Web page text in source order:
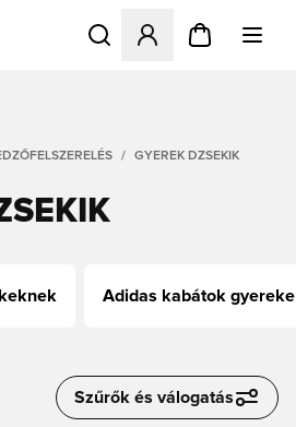
Megnyit egy modált a
GYEREK DZSEKIK
Adidas kabátok
Szűrők és válogatás